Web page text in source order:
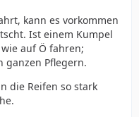
kann es vorkommen
Ist einem Kumpel
auf Ö fahren;
ganzen Pflegern.
die Reifen so stark